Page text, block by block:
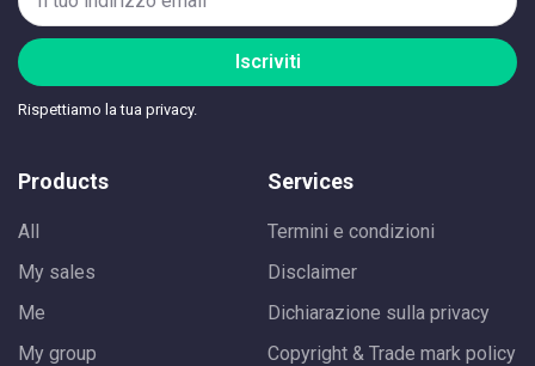
Iscriviti
Rispettiamo la tua privacy.
Products
All
My sales
Me
My group
Services
Termini e condizioni
Disclaimer
Dichiarazione sulla privacy
Copyright & Trade mark policy